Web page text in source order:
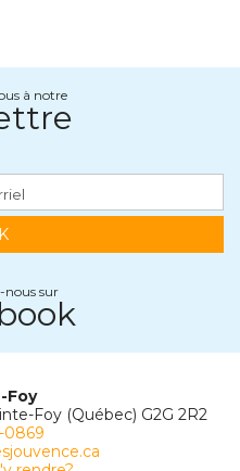
à notre
nous sur
Foy
Foy (Québec) G2G 2R2
0869